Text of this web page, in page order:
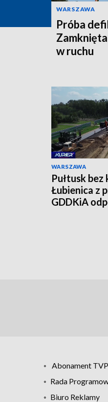
WARSZAWA
Próba
w ruchu
WARSZAWA
Pułtusk bez
Łubienica z
GDDKiA
Abonament TVP
Rada
Biuro Reklamy